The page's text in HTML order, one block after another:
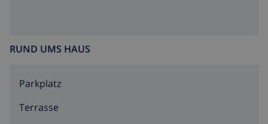
RUND UMS HAUS
Parkplatz
Terrasse